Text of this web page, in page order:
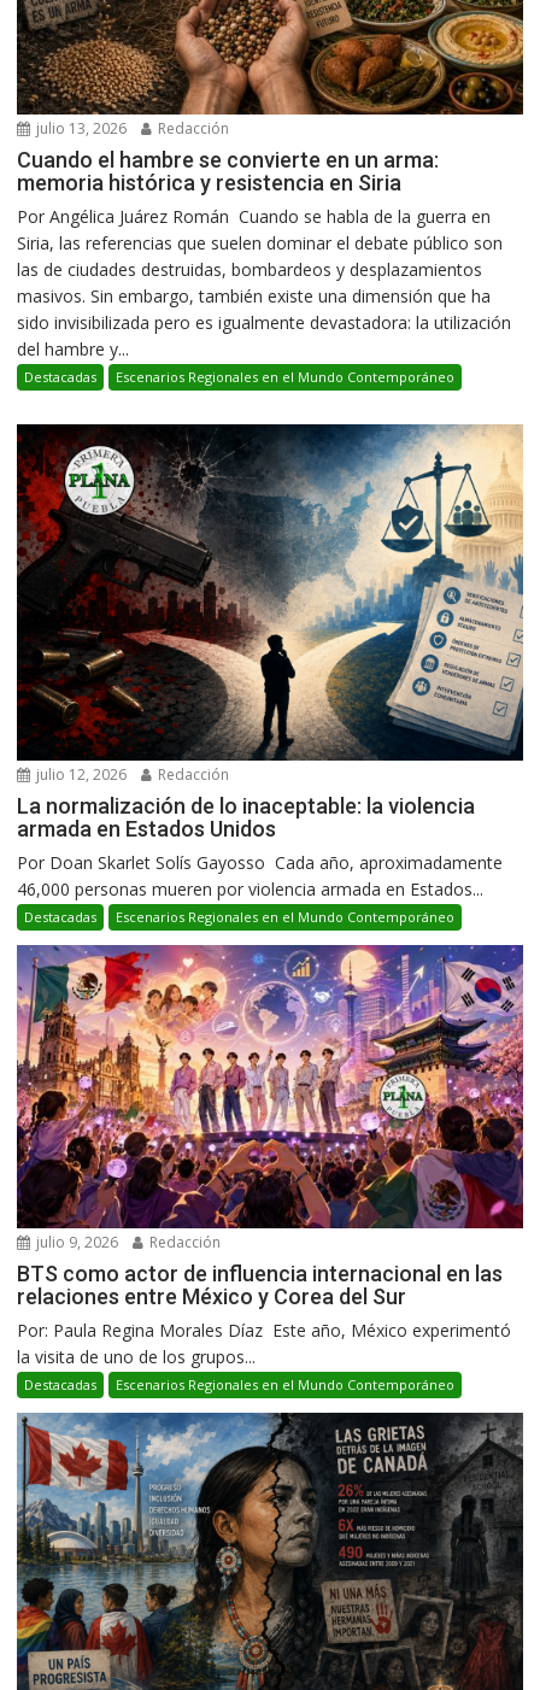
julio 13, 2026 Redacción
Cuando el hambre se convierte en un arma:
memoria histórica y resistencia en Siria
Por Angélica Juárez Román Cuando se habla de la guerra en
Siria, las referencias que suelen dominar el debate público son
las de ciudades destruidas, bombardeos y desplazamientos
masivos. Sin embargo, también existe una dimensión que ha
sido invisibilizada pero es igualmente devastadora: la utilización
del hambre y...
Destacadas Escenarios Regionales en el Mundo Contemporáneo
julio 12, 2026 Redacción
La normalización de lo inaceptable: la violencia
armada en Estados Unidos
Por Doan Skarlet Solís Gayosso Cada año, aproximadamente
46,000 personas mueren por violencia armada en Estados...
Destacadas Escenarios Regionales en el Mundo Contemporáneo
julio 9, 2026 Redacción
BTS como actor de influencia internacional en las
relaciones entre México y Corea del Sur
Por: Paula Regina Morales Díaz Este año, México experimentó
la visita de uno de los grupos...
Destacadas Escenarios Regionales en el Mundo Contemporáneo